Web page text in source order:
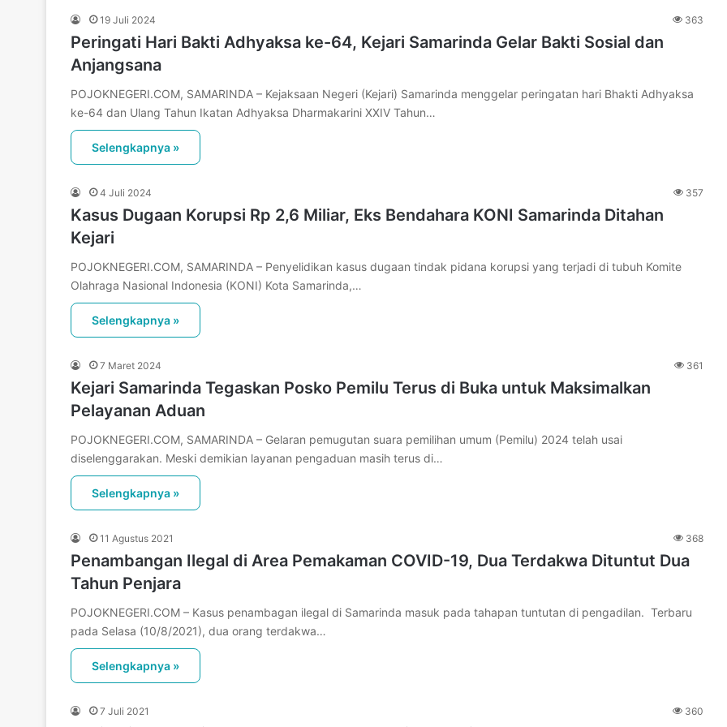
19 Juli 2024 363
Peringati Hari Bakti Adhyaksa ke-64, Kejari Samarinda Gelar Bakti Sosial dan
Anjangsana
POJOKNEGERI.COM, SAMARINDA – Kejaksaan Negeri (Kejari) Samarinda menggelar peringatan hari Bhakti Adhyaksa
ke-64 dan Ulang Tahun Ikatan Adhyaksa Dharmakarini XXIV Tahun…
Selengkapnya »
4 Juli 2024 357
Kasus Dugaan Korupsi Rp 2,6 Miliar, Eks Bendahara KONI Samarinda Ditahan
Kejari
POJOKNEGERI.COM, SAMARINDA – Penyelidikan kasus dugaan tindak pidana korupsi yang terjadi di tubuh Komite
Olahraga Nasional Indonesia (KONI) Kota Samarinda,…
Selengkapnya »
7 Maret 2024 361
Kejari Samarinda Tegaskan Posko Pemilu Terus di Buka untuk Maksimalkan
Pelayanan Aduan
POJOKNEGERI.COM, SAMARINDA – Gelaran pemugutan suara pemilihan umum (Pemilu) 2024 telah usai
diselenggarakan. Meski demikian layanan pengaduan masih terus di…
Selengkapnya »
11 Agustus 2021 368
Penambangan Ilegal di Area Pemakaman COVID-19, Dua Terdakwa Dituntut Dua
Tahun Penjara
POJOKNEGERI.COM – Kasus penambagan ilegal di Samarinda masuk pada tahapan tuntutan di pengadilan. Terbaru
pada Selasa (10/8/2021), dua orang terdakwa…
Selengkapnya »
7 Juli 2021 360